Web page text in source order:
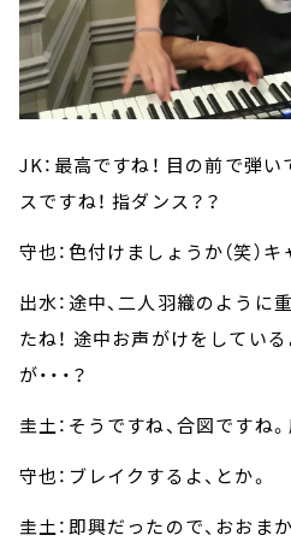
JK：最高ですね！ 目の前で弾
スですね！ 指ダンス？？
守也：色付けましょうか（笑）
出水：途中、二人羽織のように
たね！ 途中お声がけをしてい
が・・・？
圭土：そうですね、合図ですね
守也：ブレイクするよ、とか。
圭土：即興だったので、おおま